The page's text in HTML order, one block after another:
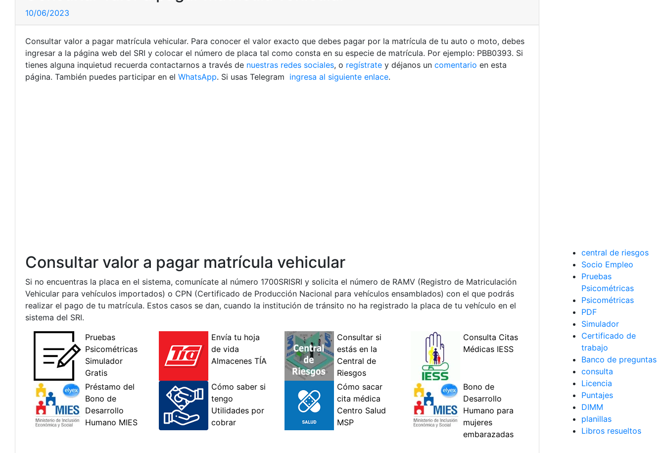
10/06/2023
Consultar valor a pagar matrícula vehicular. Para conocer el valor exacto que debes pagar por la matrícula de tu auto o moto, debes
ingresar a la página web del SRI y colocar el número de placa tal como consta en su especie de matrícula. Por ejemplo: PBB0393. Si
tienes alguna inquietud recuerda contactarnos a través de nuestras redes sociales, o regístrate y déjanos un comentario en esta
página. También puedes participar en el WhatsApp. Si usas Telegram ingresa al siguiente enlace.
Consultar valor a pagar matrícula vehicular
Si no encuentras la placa en el sistema, comunícate al número 1700SRISRI y solicita el número de RAMV (Registro de Matriculación
Vehicular para vehículos importados) o CPN (Certificado de Producción Nacional para vehículos ensamblados) con el que podrás
realizar el pago de tu matrícula. Estos casos se dan, cuando la institución de tránsito no ha registrado la placa de tu vehículo en el
sistema del SRI.
central de riesgos
Socio Empleo
Pruebas
Psicométricas
Psicométricas
PDF
Simulador
Certificado de
trabajo
Banco de preguntas
consulta
Licencia
Puntajes
DIMM
planillas
Libros resueltos